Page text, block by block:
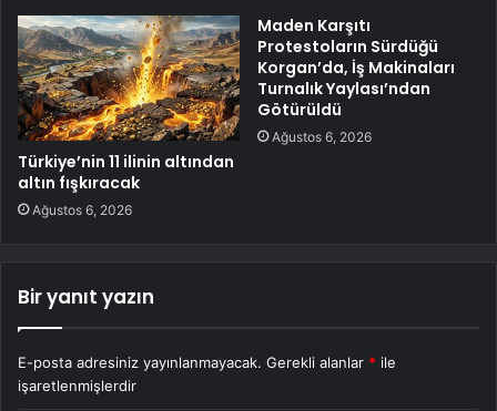
Türkiye’nin 11 ilinin altından
altın fışkıracak
Ağustos 6, 2026
Maden Karşıtı
Protestoların Sürdüğü
Korgan’da, İş Makinaları
Turnalık Yaylası’ndan
Götürüldü
Ağustos 6, 2026
Bir yanıt yazın
E-posta adresiniz yayınlanmayacak. Gerekli alanlar * ile
işaretlenmişlerdir